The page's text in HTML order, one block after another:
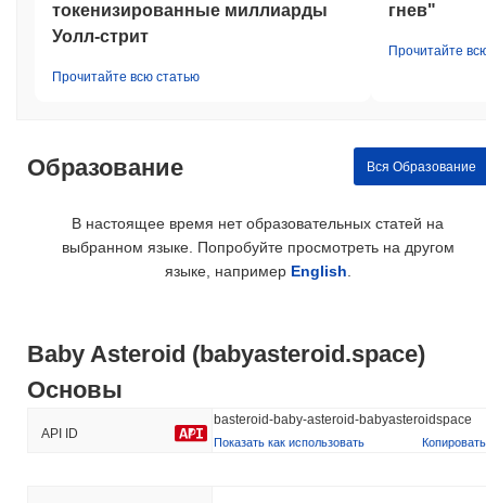
токенизированные миллиарды
Уолл-стрит
Прочитайте всю статью
гнев"
Прочитайте
Образование Вся Образование
В настоящее время нет образовательных статей на
выбранном языке. Попробуйте просмотреть на другом
языке, например English.
Baby Asteroid (babyasteroid.space)
Основы
API ID
basteroid-baby-asteroid-babyasteroidspace
Копировать
Показать как использовать